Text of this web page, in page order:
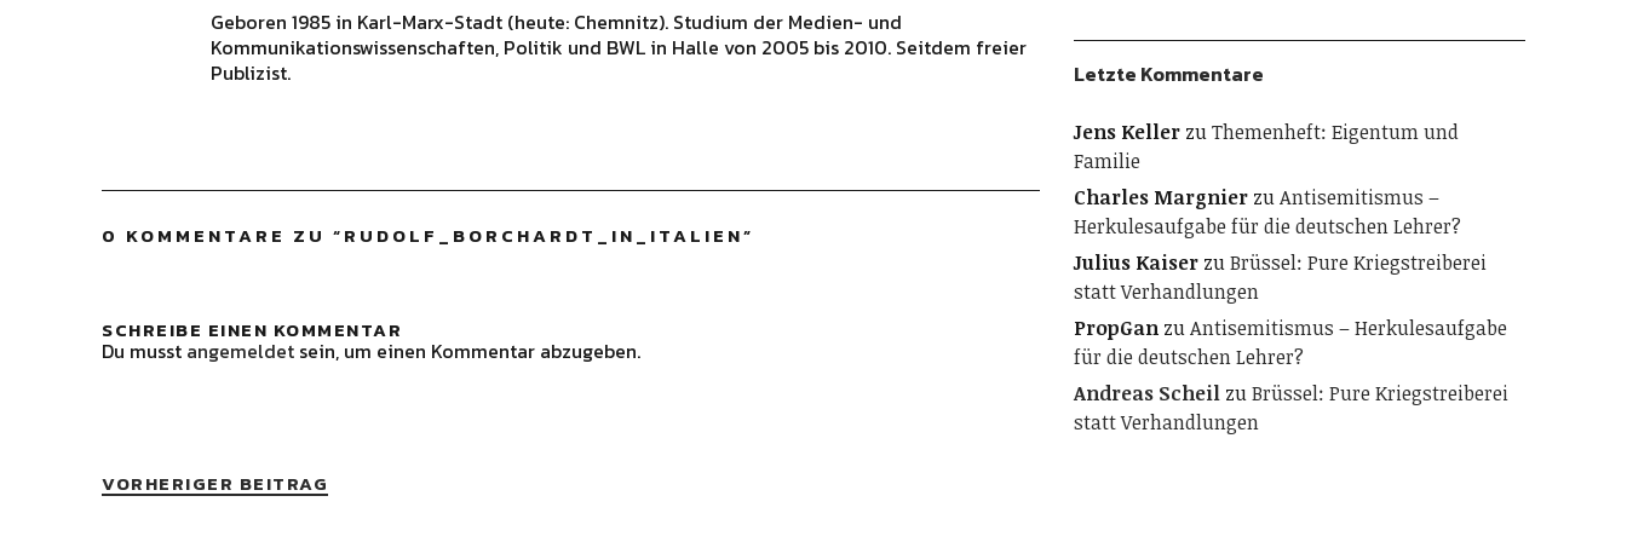
Geboren 1985 in Karl-Marx-Stadt (heute: Chemnitz). Studium der Medien- und
Kommunikationswissenschaften, Politik und BWL in Halle von 2005 bis 2010. Seitdem freier
Publizist.
0 KOMMENTARE ZU “RUDOLF_BORCHARDT_IN_ITALIEN”
SCHREIBE EINEN KOMMENTAR
Du musst angemeldet sein, um einen Kommentar abzugeben.
VORHERIGER BEITRAG
Letzte Kommentare
Jens KellerzuThemenheft: Eigentum und
Familie
Charles MargnierzuAntisemitismus –
Herkulesaufgabe für die deutschen Lehrer?
Julius KaiserzuBrüssel: Pure Kriegstreiberei
statt Verhandlungen
PropGanzuAntisemitismus – Herkulesaufgabe
für die deutschen Lehrer?
Andreas ScheilzuBrüssel: Pure Kriegstreiberei
statt Verhandlungen